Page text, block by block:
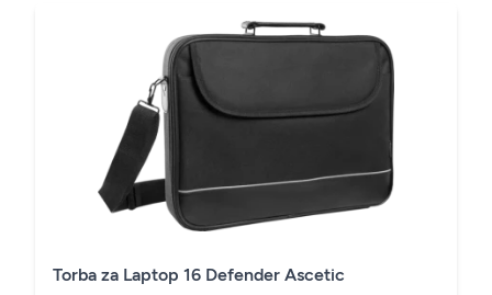
Torba za Laptop 16 Defender Ascetic